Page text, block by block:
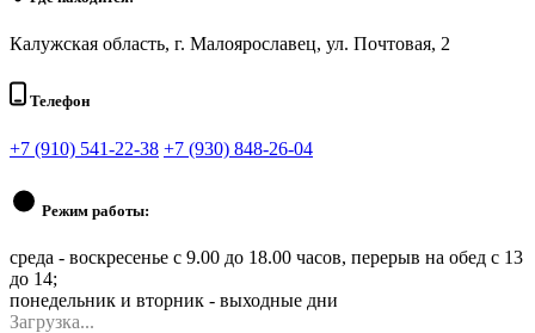
Калужская область, г. Малоярославец, ул. Почтовая, 2
Телефон
+7 (910) 541-22-38 +7 (930) 848-26-04
Режим работы:
среда - воскресенье c 9.00 до 18.00 часов, перерыв на обед с 13
до 14;
понедельник и вторник - выходные дни
Загрузка...